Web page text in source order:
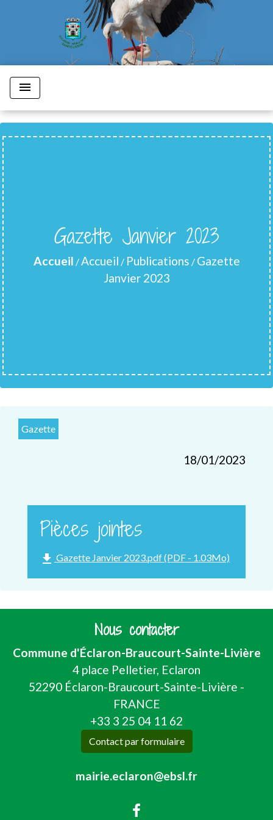
menu
Gazette Janvier 2023
Accueil / Accueil / Publications / Gazette
Janvier 2023
Gazette
18/01/2023
Pièces jointes
file_download Gazette Janvier 2023.pdf (PDF - 1.03Mo)
Nous contacter
Commune d'Éclaron-Braucourt-Sainte-Livière
4 place Pelletier, Eclaron
52290 Éclaron-Braucourt-Sainte-Livière -
FRANCE
+33 3 25 04 11 62
Contact par formulaire
mairie.eclaron@ebsl.fr